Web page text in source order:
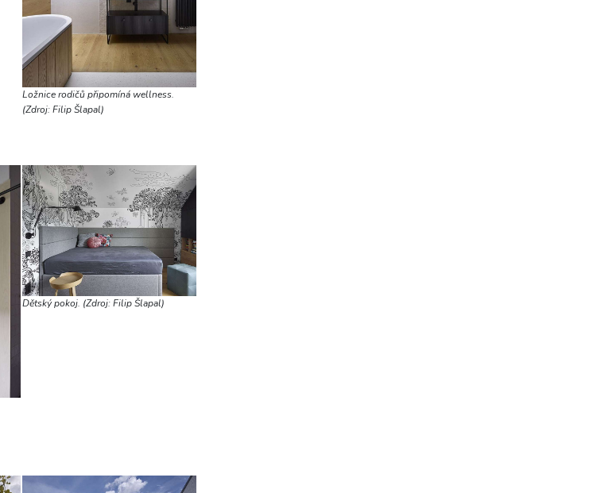
Ložnice rodičů připomíná wellness.
(Zdroj: Filip Šlapal)
Dětský pokoj. (Zdroj: Filip Šlapal)